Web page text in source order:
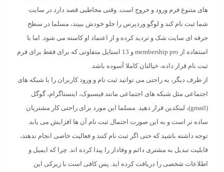
های متنوع فرم ورود و خروج است. وقتی مخاطبی قصد دارد در سایت
شما ثبت نام کند و لوگو وردپرس را جلو خودش ببیند، مسلما در سطح
حرفه ای سایت شک و تردید کرده و از اعتماد او کاسته می شود. اما با
استفاده از membership pro و 13 استایل متفاوتی که برای فقط برای فرم
ثبت نام قرار داده، خیالتان کاملا آسوده باشد.
از طرف دیگر، به راحتی می توانید ثبت نام و ورود کاربران را با شبکه های
اجتماعی مثل شبکه های اجتماعی مانند فیسبوک، اینستاگرام، گوگل
(gmail)، لینکدین قرار دهید. مسلما این مورد برای راحتی کار مشتریان
ساده تر است و به این صورت احتمال ثبت نام آن ها افزایش می یابد.
توجه داشته باشید که حتی اگر ثبت نام کنند و فعالیت خاصی انجام ندهند،
قابلیت تبدیل به مشتری دائم و وفادار را پیدا کرده اند. چرا که ایمیل و
اطلاعات شخصی را دریافت کرده اید. پس کافی است با زیرکی این